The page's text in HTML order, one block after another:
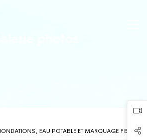
EAU POTABLE ET MARQUAGE FISCAL